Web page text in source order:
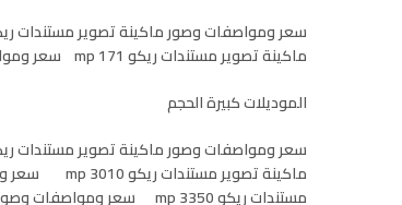
ماكينة تصوير مستندات ريكو mp 171 سعر ومواصفات وصور ماكينة تصوير مستندات ريكو mp 201
الموديلات كبيرة الحجم